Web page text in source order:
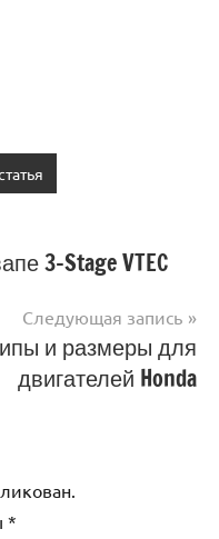
3-Stage VTEC
Следующая запись
и размеры для
двигателей Honda
*